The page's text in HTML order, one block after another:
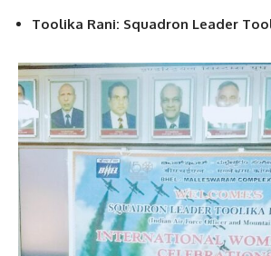
Toolika Rani: Squadron Leader